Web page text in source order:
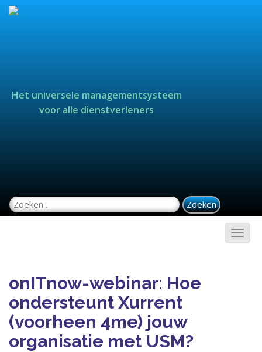
Het universele managementsysteem
voor alle dienstverleners
Zoeken naar:
onITnow-webinar: Hoe
ondersteunt Xurrent
(voorheen 4me) jouw
organisatie met USM?